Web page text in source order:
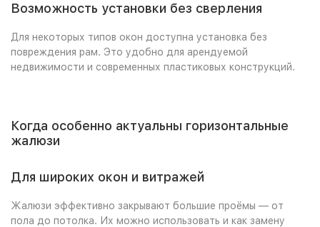
Возможность установки без сверления
Для некоторых типов окон доступна установка без
повреждения рам. Это удобно для арендуемой
недвижимости и современных пластиковых конструкций.
Когда особенно актуальны горизонтальные
жалюзи
Для широких окон и витражей
Жалюзи эффективно закрывают большие проёмы — от
пола до потолка. Их можно использовать и как замену